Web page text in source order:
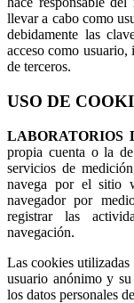
llevar a cabo como
debidamente las
acceso como
de terceros.
USO DE
LABORATORIOS
propia cuenta o la
servicios de
navega por el sitio
navegador por
registrar las
navegación.
Las cookies
usuario anónimo y
los datos personales